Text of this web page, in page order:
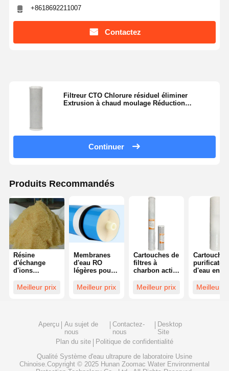
Un Devis
système de purification de l'eau ultrapure
Système industriel de purification de l'eau
Machine désionisée de l'eau
Consommables pour la purification de l'eau
Accessoires du système de purification de l'eau
+8618692211007
Contactez
Filtreur CTO Chlorure résiduel éliminer
Extrusion à chaud moulage Réduction
Continuer
Produits Recommandés
Résine
d'échange
d'ions
pour la
fabrication
Meilleur prix
Membranes
d'eau RO
légères pour
dessalement
multifonctionnelles
Meilleur prix
Cartouches de
filtres à
charbon actif
de 10 ou 20
Meilleur prix
purificateur
d'eau en
Meilleur
Aperçu
Au sujet de
nous
Contactez-
nous
Desktop
Site
Plan du site
Politique de confidentialité
Qualité Système d'eau ultrapure de laboratoire Usine
Chinoise.Copyright © 2025 Hunan Zoomac Water Environmental